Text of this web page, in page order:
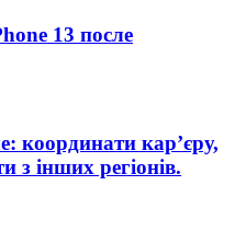
13 после
координати кар’єру,
з інших регіонів.